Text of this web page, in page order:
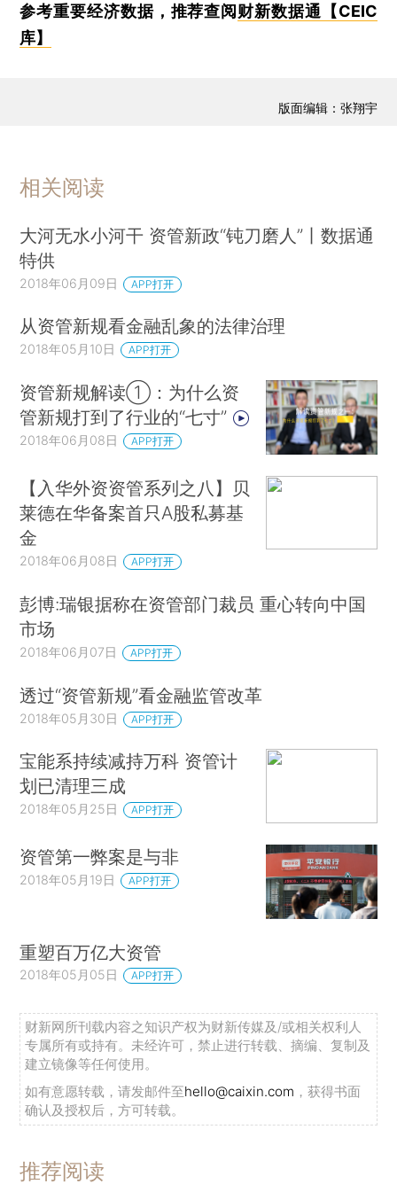
参考重要经济数据，推荐查阅 财新数据通【CEIC
库】
版面编辑：张翔宇
相关阅读
大河无水小河干 资管新政“钝刀磨人”丨数据通
特供
2018年06月09日 APP打开
从资管新规看金融乱象的法律治理
2018年05月10日 APP打开
资管新规解读①：为什么资
管新规打到了行业的“七寸”
2018年06月08日 APP打开
【入华外资资管系列之八】贝
莱德在华备案首只A股私募基
金
2018年06月08日 APP打开
彭博:瑞银据称在资管部门裁员 重心转向中国
市场
2018年06月07日 APP打开
透过“资管新规”看金融监管改革
2018年05月30日 APP打开
宝能系持续减持万科 资管计
划已清理三成
2018年05月25日 APP打开
资管第一弊案是与非
2018年05月19日 APP打开
重塑百万亿大资管
2018年05月05日 APP打开
财新网所刊载内容之知识产权为财新传媒及/或相关权利人
专属所有或持有。未经许可，禁止进行转载、摘编、复制及
建立镜像等任何使用。
如有意愿转载，请发邮件至hello@caixin.com ，获得书面
确认及授权后，方可转载。
推荐阅读